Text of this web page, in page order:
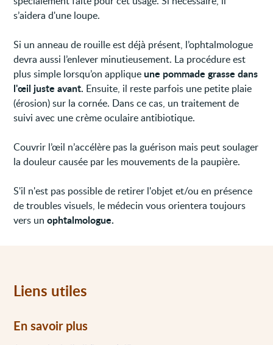
s’aidera d'une loupe.
Si un anneau de rouille est déjà présent, l’ophtalmologue
devra aussi l’enlever minutieusement. La procédure est
plus simple lorsqu’on applique une pommade grasse dans
l'œil juste avant. Ensuite, il reste parfois une petite plaie
(érosion) sur la cornée. Dans ce cas, un traitement de
suivi avec une crème oculaire antibiotique.
Couvrir l’œil n’accélère pas la guérison mais peut soulager
la douleur causée par les mouvements de la paupière.
S'il n'est pas possible de retirer l'objet et/ou en présence
de troubles visuels, le médecin vous orientera toujours
vers unophtalmologue.
Liens utiles
En savoir plus